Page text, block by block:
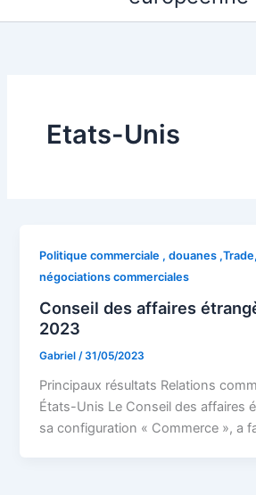
Etats-Unis
Politique commerciale , douanes
négociations commerciales
Conseil des affaires
2023
Gabriel /31/05/2023
Principaux résultats Relations
États-Unis Le Conseil des affaires
sa configuration « Commerce », a